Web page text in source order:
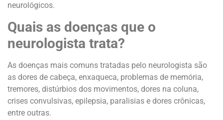
neurológicos.
Quais as doenças que o
neurologista trata?
As doenças mais comuns tratadas pelo neurologista são
as dores de cabeça, enxaqueca, problemas de memória,
tremores, distúrbios dos movimentos, dores na coluna,
crises convulsivas, epilepsia, paralisias e dores crônicas,
entre outras.